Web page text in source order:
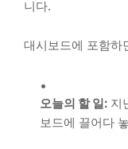
니다.
대시보드에 포함하
오늘의 할 일: 지
보드에 끌어다